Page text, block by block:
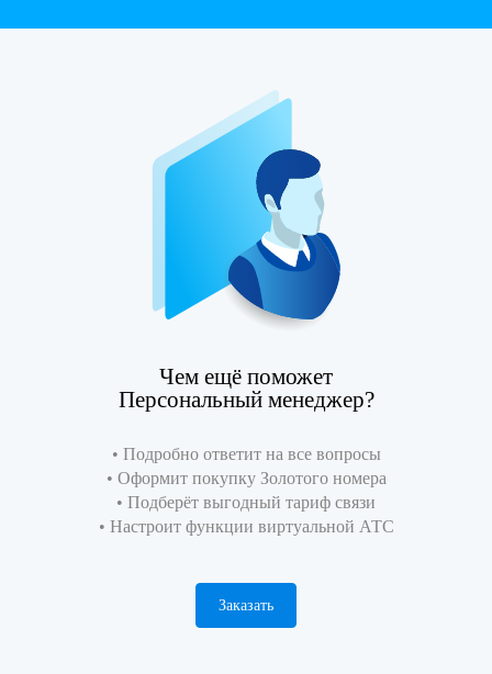
Чем ещё поможет
Персональный менеджер?
• Подробно ответит на все вопросы
• Оформит покупку Золотого номера
• Подберёт выгодный тариф связи
• Настроит функции виртуальной АТС
Заказать